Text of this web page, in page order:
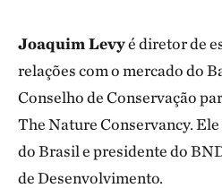
Joaquim Levyé diretor de
relações com o mercado do
Conselho de Conservação
The Nature Conservancy.
do Brasil e presidente do
de Desenvolvimento.